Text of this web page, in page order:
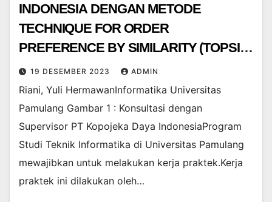
INDONESIA DENGAN METODE
TECHNIQUE FOR ORDER
PREFERENCE BY SIMILARITY (TOPSIS)
BERBASIS WEB
19 DESEMBER 2023 ADMIN
Riani, Yuli HermawanInformatika Universitas
Pamulang Gambar 1 : Konsultasi dengan
Supervisor PT Kopojeka Daya IndonesiaProgram
Studi Teknik Informatika di Universitas Pamulang
mewajibkan untuk melakukan kerja praktek.Kerja
praktek ini dilakukan oleh…